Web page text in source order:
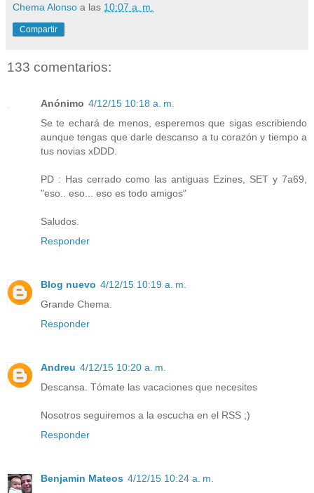
Chema Alonso a las 10:07 a. m.
Compartir
133 comentarios:
Anónimo 4/12/15 10:18 a. m.
Se te echará de menos, esperemos que sigas escribiendo
aunque tengas que darle descanso a tu corazón y tiempo a
tus novias xDDD.
PD : Has cerrado como las antiguas Ezines, SET y 7a69,
"eso.. eso... eso es todo amigos"
Saludos.
Responder
Blog nuevo 4/12/15 10:19 a. m.
Grande Chema.
Responder
Andreu 4/12/15 10:20 a. m.
Descansa. Tómate las vacaciones que necesites
Nosotros seguiremos a la escucha en el RSS ;)
Responder
Benjamin Mateos 4/12/15 10:24 a. m.